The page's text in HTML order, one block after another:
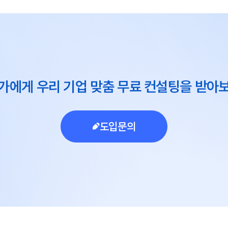
에게 우리 기업 맞춤 무료 컨설팅을 받아
도입문의